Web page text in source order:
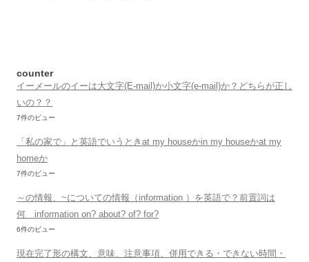
counter
イーメールのイーは大文字(E-mail)か小文字(e-mail)か？どちらが正し
いの？？
7件のビュー
「私の家で」と英語でいうときat my houseかin my houseかat my
homeか
7件のビュー
～の情報、~についての情報（information ）を英語で？前置詞は
何 information on? about? of? for?
6件のビュー
現在完了形の構文、意味、注意事項、併用できる・できない時間・